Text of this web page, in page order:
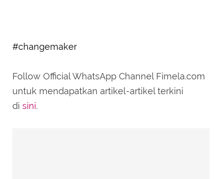
#changemaker
Follow Official WhatsApp Channel Fimela.com
untuk mendapatkan artikel-artikel terkini
di sini.